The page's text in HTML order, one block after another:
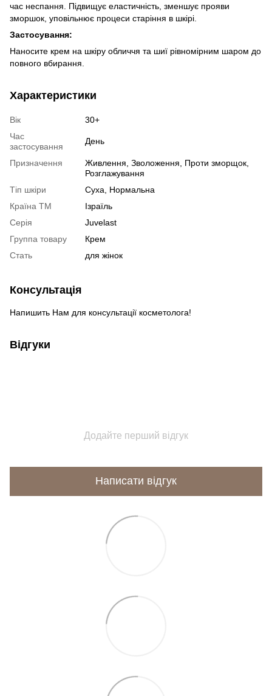
час неспання. Підвищує еластичність, зменшує прояви
зморшок, уповільнює процеси старіння в шкірі.
Застосування:
Наносите крем на шкіру обличчя та шиї рівномірним шаром до
повного вбирання.
Характеристики
Вік
30+
Час
застосування
День
Призначення
Живлення, Зволоження, Проти зморщок,
Розглажування
Тіп шкіри
Суха, Нормальна
Країна ТМ
Ізраїль
Серія
Juvelast
Группа товару
Крем
Cтать
для жінок
Консультація
Напишить Нам для консультації косметолога!
Відгуки
Додайте перший відгук
Написати відгук